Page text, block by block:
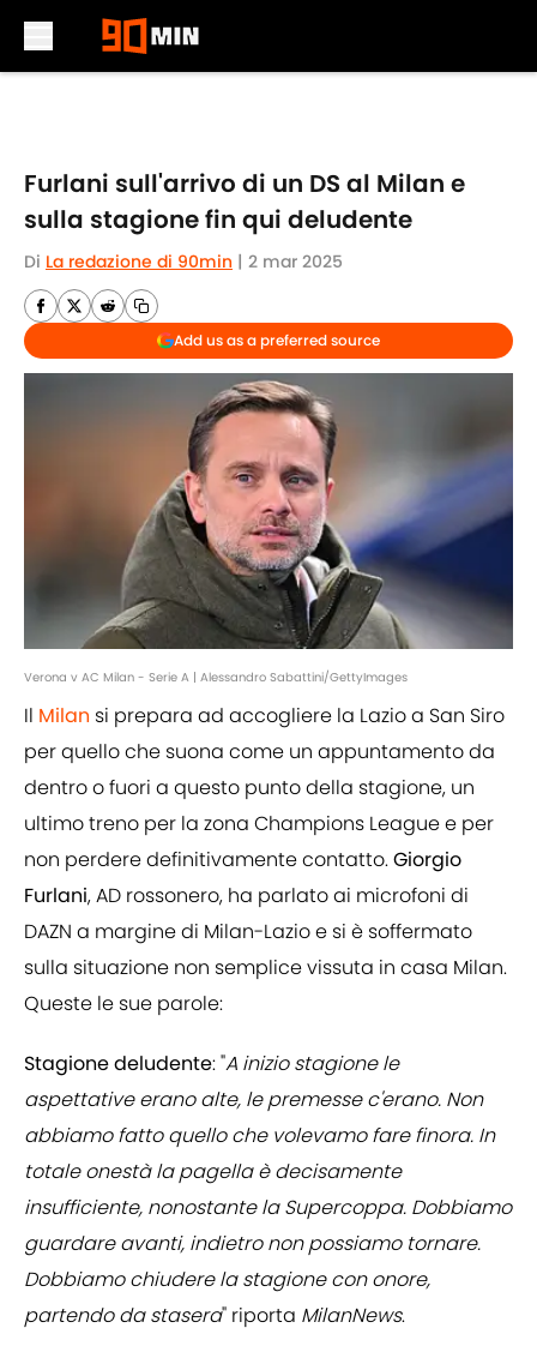
Furlani sull'arrivo di un DS al Milan e
sulla stagione fin qui deludente
Di La redazione di 90min | 2 mar 2025
Add us as a preferred source
Verona v AC Milan - Serie A | Alessandro Sabattini/GettyImages
Il Milan si prepara ad accogliere la Lazio a San Siro
per quello che suona come un appuntamento da
dentro o fuori a questo punto della stagione, un
ultimo treno per la zona Champions League e per
non perdere definitivamente contatto.Giorgio
Furlani, AD rossonero, ha parlato ai microfoni di
DAZN a margine di Milan-Lazio e si è soffermato
sulla situazione non semplice vissuta in casa Milan.
Queste le sue parole:
Stagione deludente: "A inizio stagione le
aspettative erano alte, le premesse c'erano. Non
abbiamo fatto quello che volevamo fare finora. In
totale onestà la pagella è decisamente
insufficiente, nonostante la Supercoppa. Dobbiamo
guardare avanti, indietro non possiamo tornare.
Dobbiamo chiudere la stagione con onore,
partendo da stasera" riporta MilanNews.